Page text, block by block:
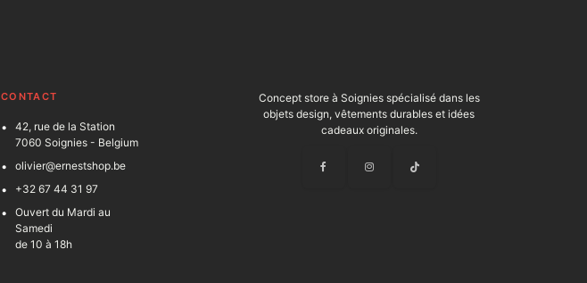
CONTACT
42, rue de la Station
7060 Soignies - Belgium
olivier@ernestshop.be
+32 67 44 31 97
Ouvert du Mardi au
Samedi
de 10 à 18h
Concept store à Soignies spécialisé dans les
objets design, vêtements durables et idées
cadeaux originales.